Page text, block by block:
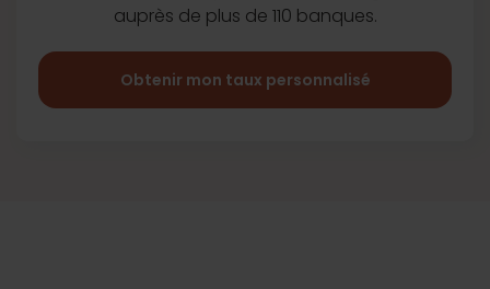
auprès de plus de 110 banques.
Obtenir mon taux personnalisé